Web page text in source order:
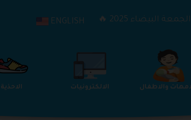
البيضاء 2025 🔥 ENGLISH
الالكترونيات الامهات والاطفال الترفيه